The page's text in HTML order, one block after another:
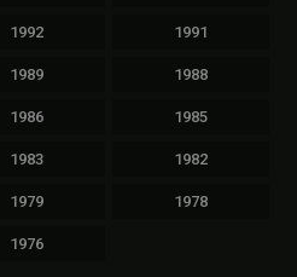
1992 1991
1989 1988
1986 1985
1983 1982
1979 1978
1976